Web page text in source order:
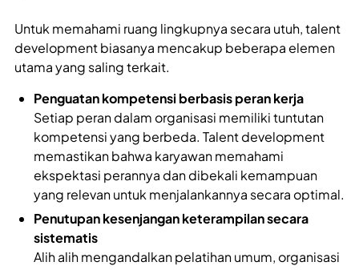
Untuk memahami ruang lingkupnya secara utuh, talent
development biasanya mencakup beberapa elemen
utama yang saling terkait.
Penguatan kompetensi berbasis peran kerja
Setiap peran dalam organisasi memiliki tuntutan
kompetensi yang berbeda. Talent development
memastikan bahwa karyawan memahami
ekspektasi perannya dan dibekali kemampuan
yang relevan untuk menjalankannya secara optimal.
Penutupan kesenjangan keterampilan secara
sistematis
Alih alih mengandalkan pelatihan umum, organisasi